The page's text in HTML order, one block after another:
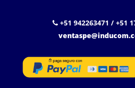
+51 942263471 / +51